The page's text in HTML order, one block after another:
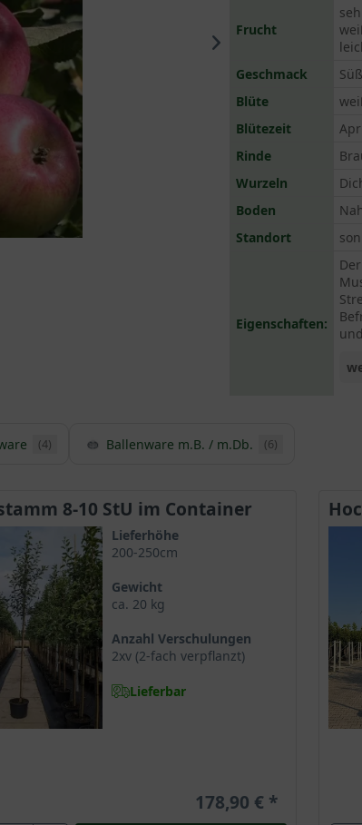
Frucht
Geschmack
Blüte
Blütezeit
Rinde
Wurzeln
Boden
Standort
Eigenschaften:
(4) Ballenware m.B. / m.Db. (6)
8-10 StU im Container
Lieferhöhe
200-250cm
Gewicht
ca. 20 kg
Anzahl Verschulungen
2xv (2-fach verpflanzt)
Lieferbar
178,90 €